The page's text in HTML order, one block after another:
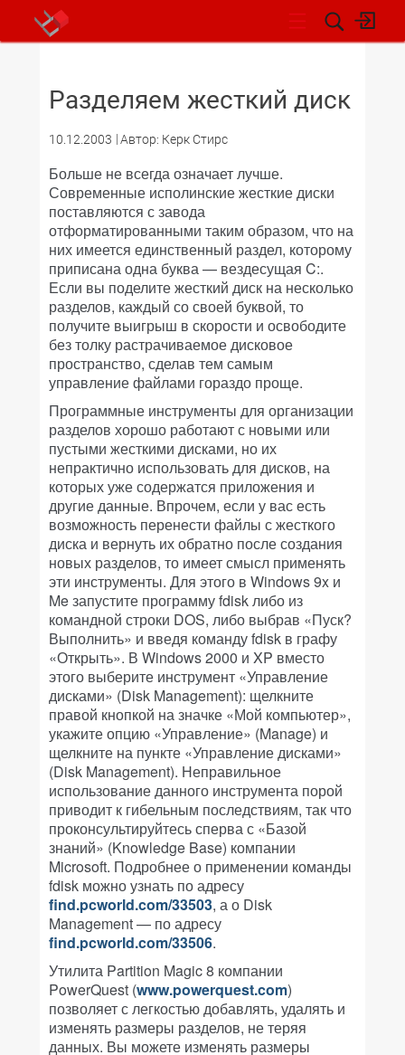
Разделяем жесткий диск
10.12.2003 Автор: Керк Стирс
Больше не всегда означает лучше.
Современные исполинские жесткие диски
поставляются с завода
отформатированными таким образом, что на
них имеется единственный раздел, которому
приписана одна буква — вездесущая C:.
Если вы поделите жесткий диск на несколько
разделов, каждый со своей буквой, то
получите выигрыш в скорости и освободите
без толку растрачиваемое дисковое
пространство, сделав тем самым
управление файлами гораздо проще.
Программные инструменты для организации
разделов хорошо работают с новыми или
пустыми жесткими дисками, но их
непрактично использовать для дисков, на
которых уже содержатся приложения и
другие данные. Впрочем, если у вас есть
возможность перенести файлы с жесткого
диска и вернуть их обратно после создания
новых разделов, то имеет смысл применять
эти инструменты. Для этого в Windows 9x и
Me запустите программу fdisk либо из
командной строки DOS, либо выбрав «Пуск?
Выполнить» и введя команду fdisk в графу
«Открыть». В Windows 2000 и XP вместо
этого выберите инструмент «Управление
дисками» (Disk Management): щелкните
правой кнопкой на значке «Мой компьютер»,
укажите опцию «Управление» (Manage) и
щелкните на пункте «Управление дисками»
(Disk Management). Неправильное
использование данного инструмента порой
приводит к гибельным последствиям, так что
проконсультируйтесь сперва с «Базой
знаний» (Knowledge Base) компании
Microsoft. Подробнее о применении команды
fdisk можно узнать по адресу
find.pcworld.com/33503, а о Disk
Management — по адресу
find.pcworld.com/33506.
Утилита Partition Magic 8 компании
PowerQuest (www.powerquest.com)
позволяет с легкостью добавлять, удалять и
изменять размеры разделов, не теряя
данных. Вы можете изменять размеры